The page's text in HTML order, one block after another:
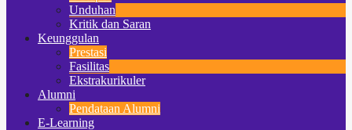
Unduhan
Kritik dan Saran
Keunggulan
Prestasi
Fasilitas
Ekstrakurikuler
Alumni
Pendataan Alumni
E-Learning